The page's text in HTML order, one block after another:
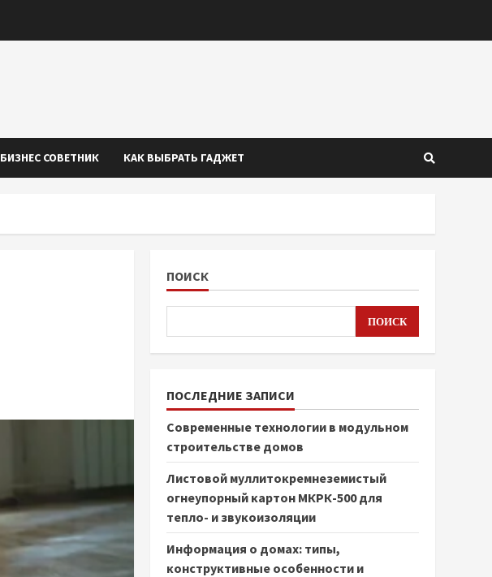
БИЗНЕС СОВЕТНИК КАК ВЫБРАТЬ ГАДЖЕТ
ПОИСК
ПОИСК
ПОСЛЕДНИЕ ЗАПИСИ
Современные технологии в модульном
строительстве домов
Листовой муллитокремнеземистый
огнеупорный картон МКРК-500 для
тепло- и звукоизоляции
Информация о домах: типы,
конструктивные особенности и